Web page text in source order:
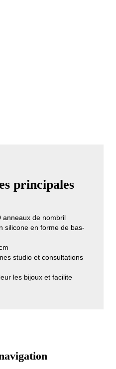
principales
anneaux de nombril
silicone en forme de bas-
studio et consultations
les bijoux et facilite